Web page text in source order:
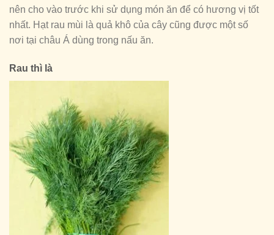
nên cho vào trước khi sử dụng món ăn để có hương vị tốt
nhất. Hạt rau mùi là quả khô của cây cũng được một số
nơi tại châu Á dùng trong nấu ăn.
Rau thì là